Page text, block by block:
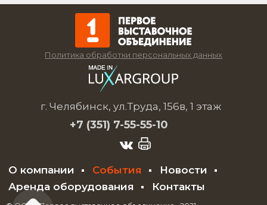
Политика обработки персональных данных
г. Челябинск, ул.Труда, 156в, 1 этаж
+7 (351) 7-55-55-10
О компании События
Новости
Аренда оборудования
Контакты